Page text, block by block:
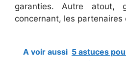
garanties. Autre atout,
concernant, les partenaires
A voir aussi 5 astuces